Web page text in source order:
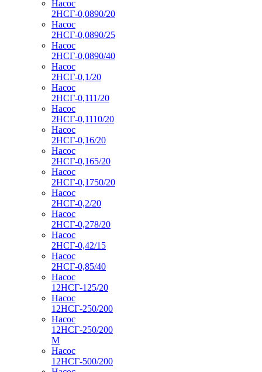
Насос
2НСГ-0,0890/20
Насос
2НСГ-0,0890/25
Насос
2НСГ-0,0890/40
Насос
2НСГ-0,1/20
Насос
2НСГ-0,111/20
Насос
2НСГ-0,1110/20
Насос
2НСГ-0,16/20
Насос
2НСГ-0,165/20
Насос
2НСГ-0,1750/20
Насос
2НСГ-0,2/20
Насос
2НСГ-0,278/20
Насос
2НСГ-0,42/15
Насос
2НСГ-0,85/40
Насос
12НСГ-125/20
Насос
12НСГ-250/200
Насос
12НСГ-250/200
М
Насос
12НСГ-500/200